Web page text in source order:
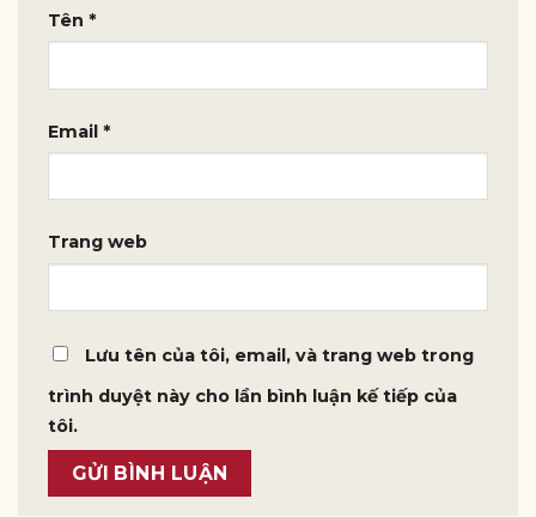
Tên *
Email *
Trang web
Lưu tên của tôi, email, và trang web trong
trình duyệt này cho lần bình luận kế tiếp của
tôi.